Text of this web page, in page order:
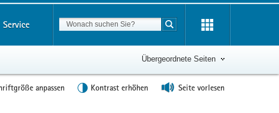
Service Suchbegriff
Suche starten
Übergeordnete Seiten
anpassen Kontrast erhöhen Seite vorlesen